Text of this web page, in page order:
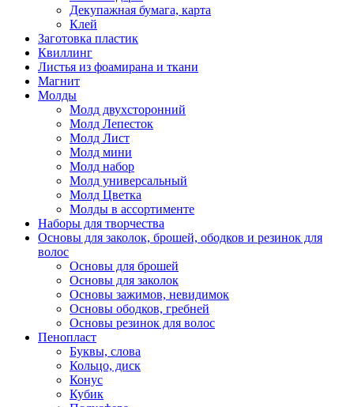
Декупажная бумага, карта
Клей
Заготовка пластик
Квиллинг
Листья из фоамирана и ткани
Магнит
Молды
Молд двухсторонний
Молд Лепесток
Молд Лист
Молд мини
Молд набор
Молд универсальный
Молд Цветка
Молды в ассортименте
Наборы для творчества
Основы для заколок, брошей, ободков и резинок для
волос
Основы для брошей
Основы для заколок
Основы зажимов, невидимок
Основы ободков, гребней
Основы резинок для волос
Пенопласт
Буквы, слова
Кольцо, диск
Конус
Кубик